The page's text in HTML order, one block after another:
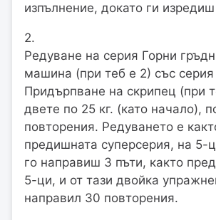
изпълнение, докато ги
2.
Редуване на серия Горни
машина (при теб е 2) със серия
Придърпване на скрипец (при
двете по 25 кг. (като начало),
повторения. Редуването е
предишната суперсерия, на 5-
го направиш 3 пъти, както
5-ци, и от тази двойка
направил 30 повторения.